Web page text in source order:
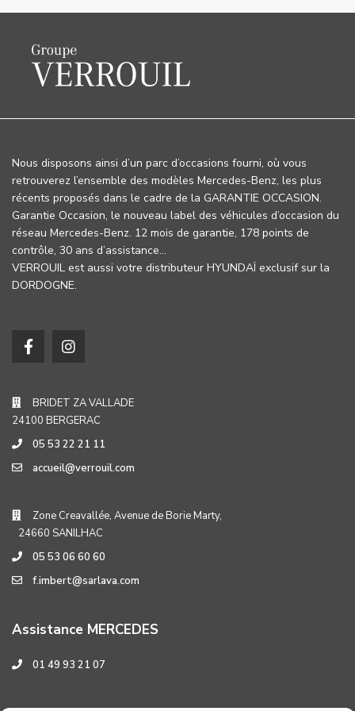
Nous disposons ainsi d’un parc d’occasions fourni, où vous
retrouverez l’ensemble des modèles Mercedes-Benz, les plus
récents proposés dans le cadre de la GARANTIE OCCASION.
Garantie Occasion, le nouveau label des véhicules d’occasion du
réseau Mercedes-Benz. 12 mois de garantie, 178 points de
contrôle, 30 ans d’assistance…
VERROUIL est aussi votre distributeur HYUNDAÏ exclusif sur la
DORDOGNE.
BRIDET ZA VALLADE
24100 BERGERAC
05 53 22 21 11
accueil@verrouil.com
Zone Creavallée, Avenue de Borie Marty,
24660 SANILHAC
05 53 06 60 60
f.imbert@sarlava.com
Assistance MERCEDES
01 49 93 21 07